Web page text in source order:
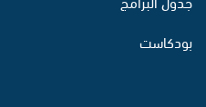
بودكاست